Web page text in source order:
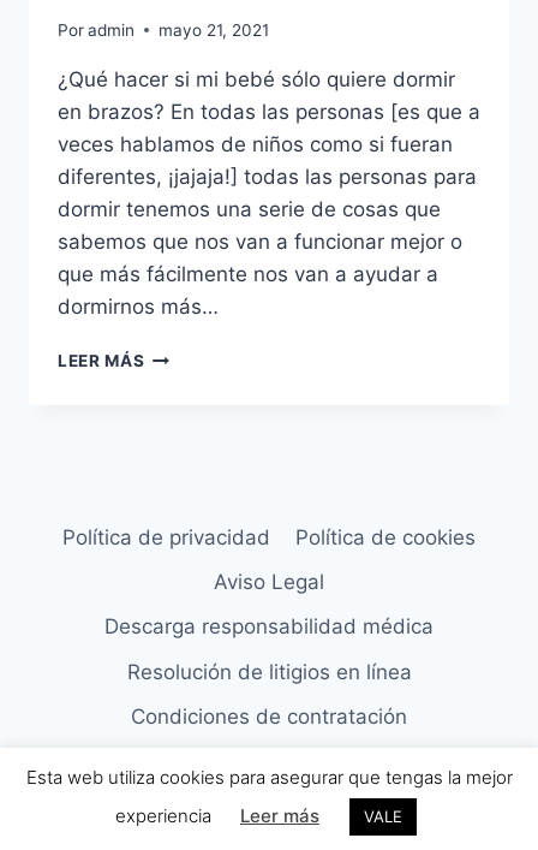
Poradmin mayo 21, 2021
¿Qué hacer si mi bebé sólo quiere dormir
en brazos? En todas las personas [es que a
veces hablamos de niños como si fueran
diferentes, ¡jajaja!] todas las personas para
dormir tenemos una serie de cosas que
sabemos que nos van a funcionar mejor o
que más fácilmente nos van a ayudar a
dormirnos más…
LEER MÁS
¿ES
/ENTREVISTA
JOVÉ/
Política de privacidad
Política de cookies
Aviso Legal
Descarga responsabilidad médica
Resolución de litigios en línea
Condiciones de contratación
Esta web utiliza cookies para asegurar que tengas la mejor
experiencia
Leer más VALE